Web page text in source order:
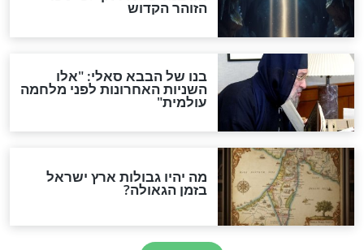
"לפני הגאולה תהיה אפיקורסות
והכחשה גדולה מאוד של
האמונה"
האם לאחר בוא המשיח יהיה
אפשר לחזור בתשובה?